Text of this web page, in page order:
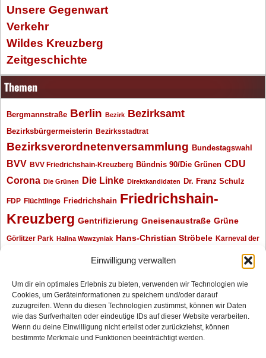
Einwilligung verwalten
Um dir ein optimales Erlebnis zu bieten, verwenden wir Technologien wie
Cookies, um Geräteinformationen zu speichern und/oder darauf
zuzugreifen. Wenn du diesen Technologien zustimmst, können wir Daten
wie das Surfverhalten oder eindeutige IDs auf dieser Website verarbeiten.
Wenn du deine Einwilligung nicht erteilst oder zurückziehst, können
bestimmte Merkmale und Funktionen beeinträchtigt werden.
Unsere Gegenwart
Verkehr
Wildes Kreuzberg
Zeitgeschichte
Themen
Bergmannstraße Berlin Bezirk Bezirksamt
Bezirksbürgermeisterin Bezirksstadtrat
Bezirksverordnetenversammlung Bundestagswahl
BVV BVV Friedrichshain-Kreuzberg Bündnis 90/Die Grünen CDU
Corona Die Grünen Die Linke Direktkandidaten Dr. Franz Schulz
FDP Flüchtlinge Friedrichshain Friedrichshain-
Kreuzberg Gentrifizierung Gneisenaustraße Grüne
Görlitzer Park Halina Wawzyniak Hans-Christian Ströbele Karneval der
Klaus Wowereit
Neukölln Oliver Nöll Oranienplatz Piraten Piratenpartei Polizeimeldungen
Redaktionsgespräch Senat SPD
Archiv